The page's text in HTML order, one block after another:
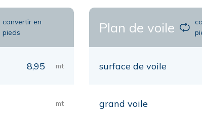
convertir en
pieds
8,95 mt
mt
Plan de voile
surface de voile
grand voile